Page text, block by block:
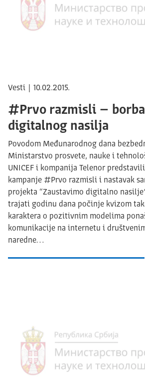
Vesti | 10.02.2015.
#Prvo razmisli –
digitalnog nasilja
Povodom Međunarodnog dana
Ministarstvo prosvete, nauke i
UNICEF i kompanija Telenor
kampanje #Prvo razmisli i nastavak
projekta “Zaustavimo digitalno
trajati godinu dana počinje kvizom
karaktera o pozitivnim modelima
komunikacije na internetu i
naredne…